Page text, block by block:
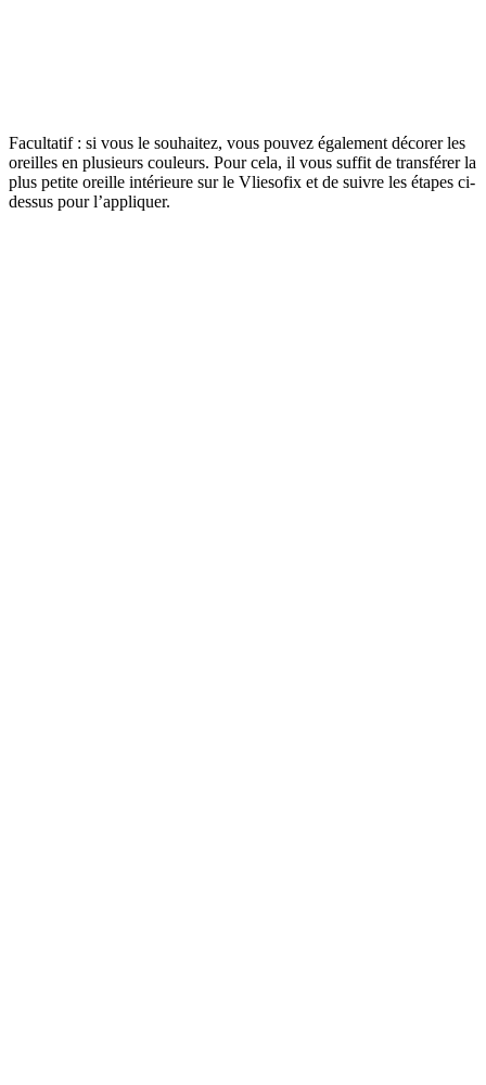
Facultatif : si vous le souhaitez, vous pouvez également décorer les
oreilles en plusieurs couleurs. Pour cela, il vous suffit de transférer la
plus petite oreille intérieure sur le Vliesofix et de suivre les étapes ci-
dessus pour l’appliquer.